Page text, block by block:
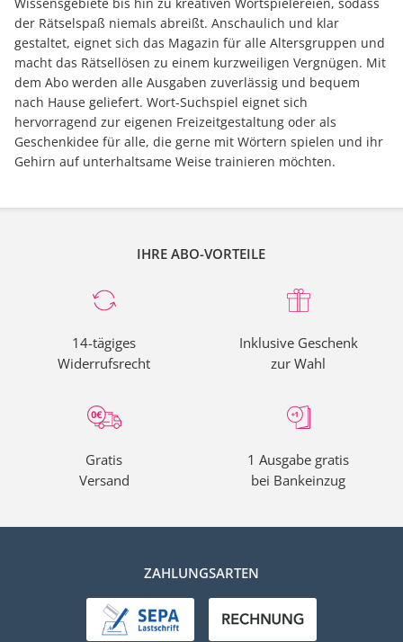
der Rätselspaß niemals abreißt. Anschaulich und klar
gestaltet, eignet sich das Magazin für alle Altersgruppen und
macht das Rätsellösen zu einem kurzweiligen Vergnügen. Mit
dem Abo werden alle Ausgaben zuverlässig und bequem
nach Hause geliefert. Wort-Suchspiel eignet sich
hervorragend zur eigenen Freizeitgestaltung oder als
Geschenkidee für alle, die gerne mit Wörtern spielen und ihr
Gehirn auf unterhaltsame Weise trainieren möchten.
IHRE ABO-VORTEILE
14-tägiges
Widerrufsrecht
Inklusive Geschenk
zur Wahl
Gratis
Versand
1 Ausgabe gratis
bei Bankeinzug
ZAHLUNGSARTEN